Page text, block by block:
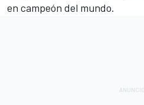
en campeón del mundo.